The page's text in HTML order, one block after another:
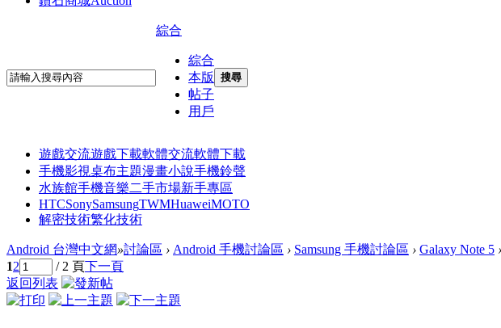
綜合
綜合
本版
帖子
用戶
搜尋
遊戲交流遊戲下載軟體交流軟體下載
手機影視桌布主題漫畫小說手機鈴聲
水族館手機音樂二手市場新手專區
HTCSonySamsungTWMHuaweiMOTO
解密技術繁化技術
Android 台灣中文網»討論區 › Android 手機討論區 › Samsung 手機討論區 › Galaxy Note 5 ›
12 / 2 頁下一頁
返回列表